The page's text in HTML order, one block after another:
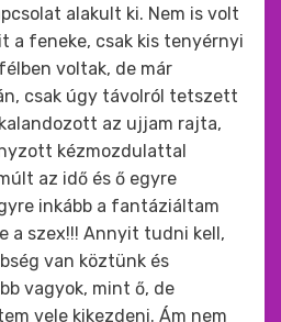
alakult ki. Nem is volt
a feneke, csak kis tenyérnyi
voltak, de már
csak úgy távolról tetszett
az ujjam rajta,
kézmozdulattal
az idő és ő egyre
inkább a fantáziáltam
a szex!!! Annyit tudni kell,
van köztünk és
vagyok, mint ő, de
vele kikezdeni. Ám nem